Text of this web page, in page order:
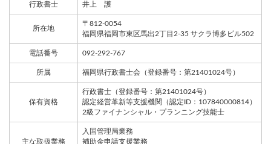
行政書士 井上 護
所在地
〒812-0054
福岡県福岡市東区馬出2丁目2-35 サクラ博多ビル502
電話番号 092-292-767
所属 福岡県行政書士会（登録番号：第21401024号）
保有資格
行政書士（登録番号：第21401024号）
認定経営革新等支援機関（認定ID：107840000814）
2級ファイナンシャル・プランニング技能士
主な取扱業務
入国管理局業務
補助金申請支援業務